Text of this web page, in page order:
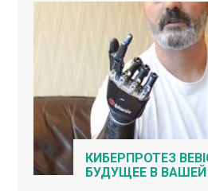
КИБЕРПРОТЕЗ
БУДУЩЕЕ В ВАШЕЙ